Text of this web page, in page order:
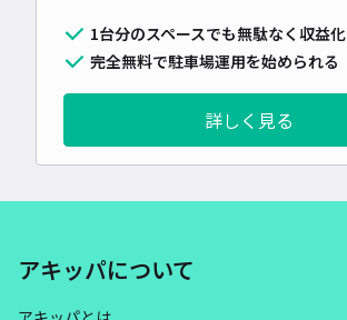
1台分のスペースでも無駄なく収益化
完全無料で駐車場運用を始められる
詳しく見る
アキッパについて